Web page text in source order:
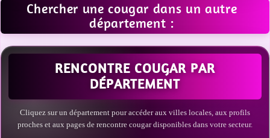
Chercher une cougar dans un autre
département :
RENCONTRE COUGAR PAR
DÉPARTEMENT
Cliquez sur un département pour accéder aux villes locales, aux profils
proches et aux pages de rencontre cougar disponibles dans votre secteur.